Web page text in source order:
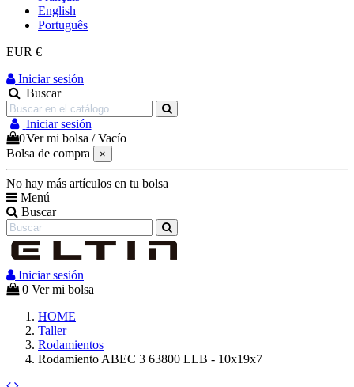
English
Português
EUR €
Iniciar sesión
Buscar
Iniciar sesión
0Ver mi bolsa /Vacío
Bolsa de compra
×
No hay más artículos en tu bolsa
Menú
Buscar
Iniciar sesión
0 Ver mi bolsa
HOME
Taller
Rodamientos
Rodamiento ABEC 3 63800 LLB - 10x19x7